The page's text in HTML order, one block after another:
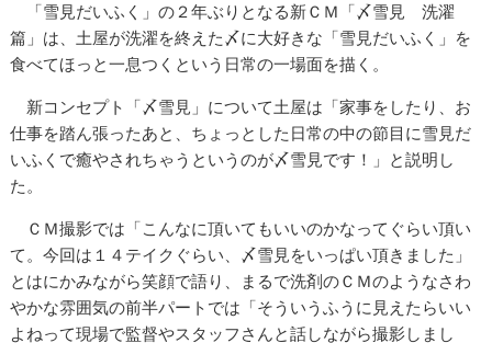
「雪見だいふく」の２年ぶりとなる新ＣＭ「〆雪見 洗濯
篇」は、土屋が洗濯を終えた〆に大好きな「雪見だいふく」を
食べてほっと一息つくという日常の一場面を描く。
新コンセプト「〆雪見」について土屋は「家事をしたり、お
仕事を踏ん張ったあと、ちょっとした日常の中の節目に雪見だ
いふくで癒やされちゃうというのが〆雪見です！」と説明し
た。
ＣＭ撮影では「こんなに頂いてもいいのかなってぐらい頂い
て。今回は１４テイクぐらい、〆雪見をいっぱい頂きました」
とはにかみながら笑顔で語り、まるで洗剤のＣＭのようなさわ
やかな雰囲気の前半パートでは「そういうふうに見えたらいい
よねって現場で監督やスタッフさんと話しながら撮影しまし